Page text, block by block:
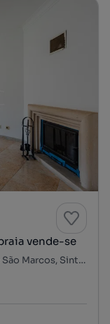
vende-se
Avenida do Brasil, São Marcos, Cacém e São Marcos, Sintra, Lisboa